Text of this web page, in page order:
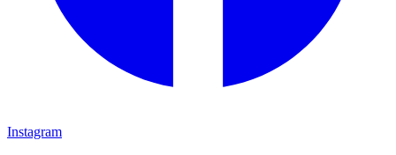
Instagram